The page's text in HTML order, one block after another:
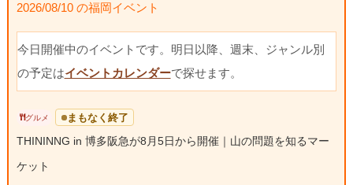
2026/08/10 の福岡イベント
今日開催中のイベントです。明日以降、週末、ジャンル別
の予定はイベントカレンダーで探せます。
グルメ まもなく終了
THININNG in 博多阪急が8月5日から開催｜山の問題を知るマー
ケット